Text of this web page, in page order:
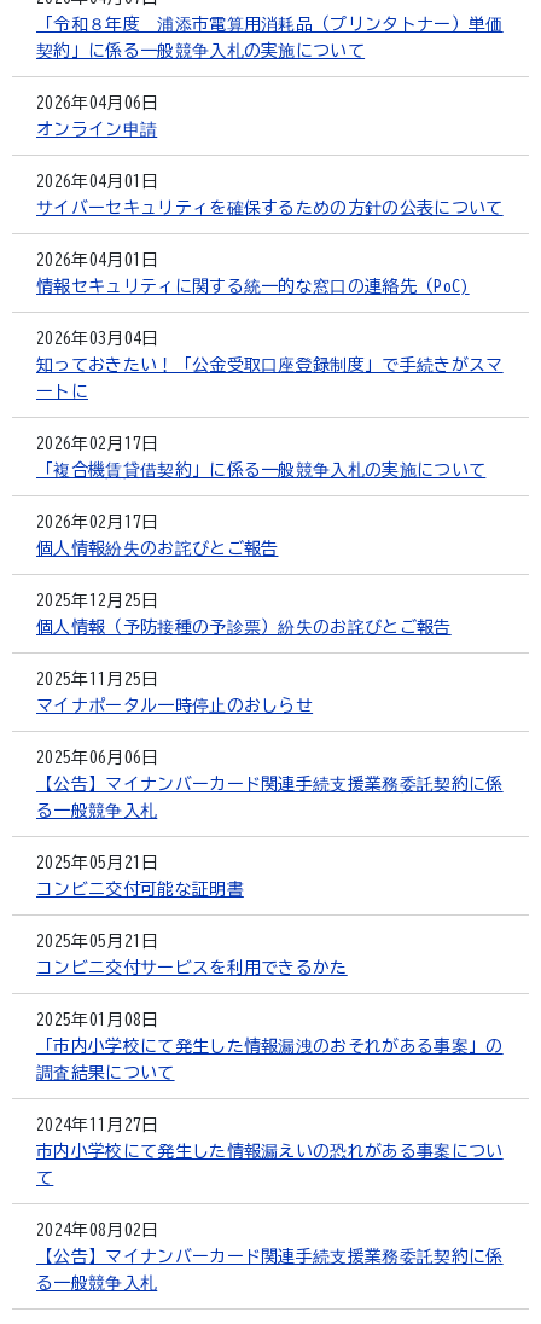
「令和８年度 浦添市電算用消耗品（プリンタトナー）単価
契約」に係る一般競争入札の実施について
2026年04月06日
オンライン申請
2026年04月01日
サイバーセキュリティを確保するための方針の公表について
2026年04月01日
情報セキュリティに関する統一的な窓口の連絡先（PoC)
2026年03月04日
知っておきたい！「公金受取口座登録制度」で手続きがスマ
ートに
2026年02月17日
「複合機賃貸借契約」に係る一般競争入札の実施について
2026年02月17日
個人情報紛失のお詫びとご報告
2025年12月25日
個人情報（予防接種の予診票）紛失のお詫びとご報告
2025年11月25日
マイナポータル一時停止のおしらせ
2025年06月06日
【公告】マイナンバーカード関連手続支援業務委託契約に係
る一般競争入札
2025年05月21日
コンビニ交付可能な証明書
2025年05月21日
コンビニ交付サービスを利用できるかた
2025年01月08日
「市内小学校にて発生した情報漏洩のおそれがある事案」の
調査結果について
2024年11月27日
市内小学校にて発生した情報漏えいの恐れがある事案につい
て
2024年08月02日
【公告】マイナンバーカード関連手続支援業務委託契約に係
る一般競争入札